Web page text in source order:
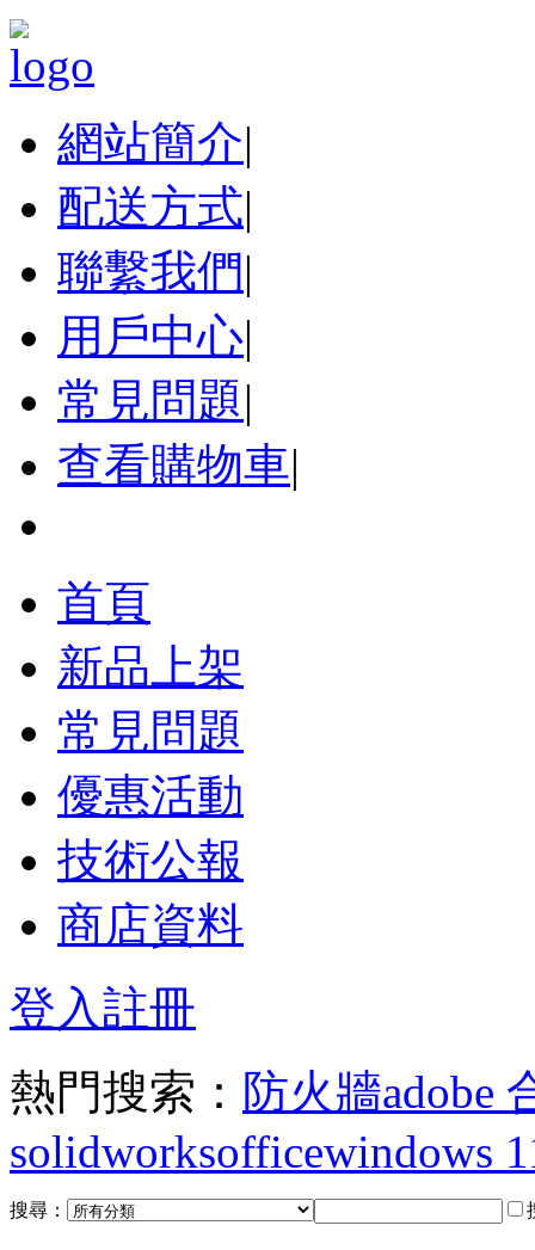
網站簡介|
配送方式|
聯繫我們|
用戶中心|
常見問題|
查看購物車|
首頁
新品上架
常見問題
優惠活動
技術公報
商店資料
登入註冊
熱門搜索： 防火牆adobe
solidworksofficewindows
搜尋：